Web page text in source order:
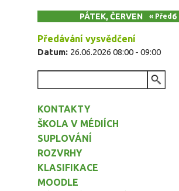
PÁTEK, ČERVEN 26, 2026
« Před
Předávání vysvědčení
Datum: 26.06.2026 08:00 - 09:00
KONTAKTY
ŠKOLA V MÉDIÍCH
SUPLOVÁNÍ
ROZVRHY
KLASIFIKACE
MOODLE